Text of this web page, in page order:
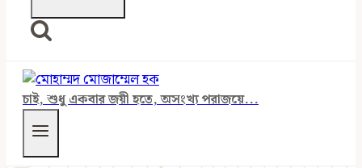
চাই, শুধু একবার জয়ী হতে, অসংখ্য পরাজয়ে...